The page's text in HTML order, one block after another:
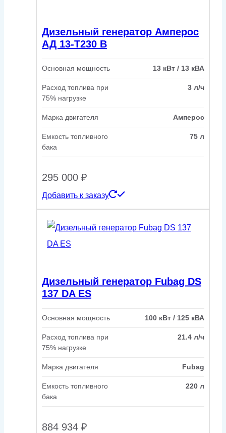
Дизельный генератор Амперос
АД 13-Т230 B
Основная мощность 13 кВт / 13 кВА
Расход топлива при
75% нагрузке
3 л/ч
Марка двигателя Амперос
Емкость топливного
бака
75 л
295 000 ₽
Добавить к заказу
Дизельный генератор Fubag DS
137 DA ES
Основная мощность 100 кВт / 125 кВА
Расход топлива при
75% нагрузке
21.4 л/ч
Марка двигателя Fubag
Емкость топливного
бака
220 л
884 934 ₽